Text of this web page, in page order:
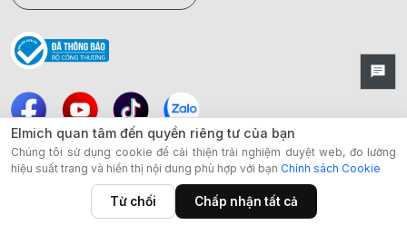
Elmich quan tâm đến quyền riêng tư của bạn
Chúng tôi sử dụng cookie để cải thiện trải nghiệm duyệt web, đo lường
hiệu suất trang và hiển thị nội dung phù hợp với bạn Chính sách Cookie
Từ chối Chấp nhận tất cả